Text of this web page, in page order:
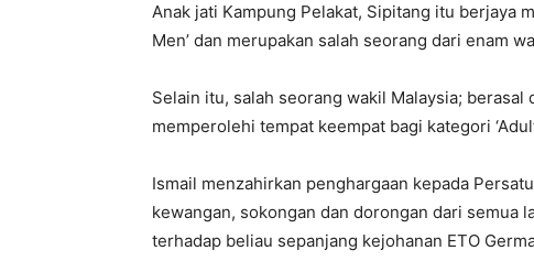
Anak jati Kampung Pelakat, Sipitang itu berjaya
Men’ dan merupakan salah seorang dari enam
Selain itu, salah seorang wakil Malaysia;
memperolehi tempat keempat bagi kategori
Ismail menzahirkan penghargaan kepada
kewangan, sokongan dan dorongan dari semua
terhadap beliau sepanjang kejohanan ETO